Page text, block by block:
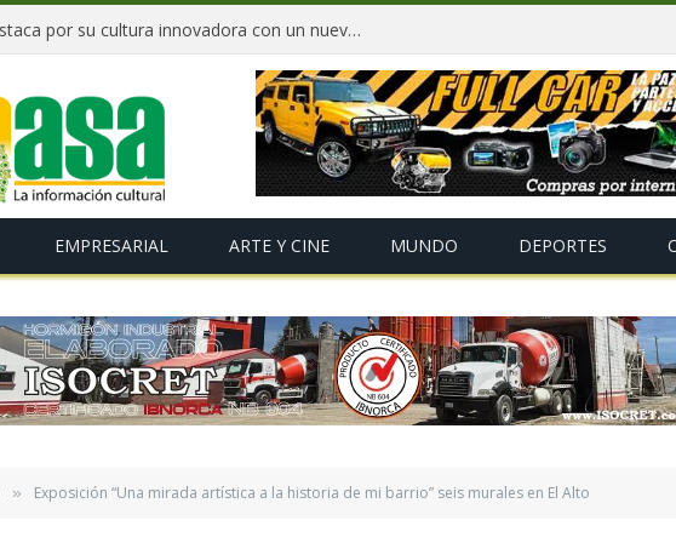
Banco Económico destaca por su cultura innovadora con un nuevo reconocimiento de Great Place to Work
EMPRESARIAL ARTE Y CINE MUNDO DEPORTES
» Exposición “Una mirada artística a la historia de mi barrio” seis murales en El Alto